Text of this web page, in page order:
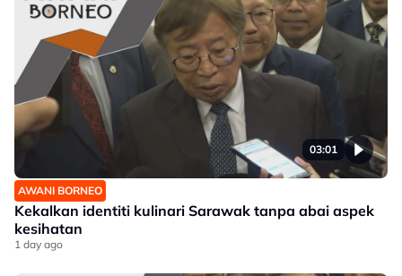
03:01
AWANI BORNEO
Kekalkan identiti kulinari Sarawak tanpa abai aspek
kesihatan
1 day ago